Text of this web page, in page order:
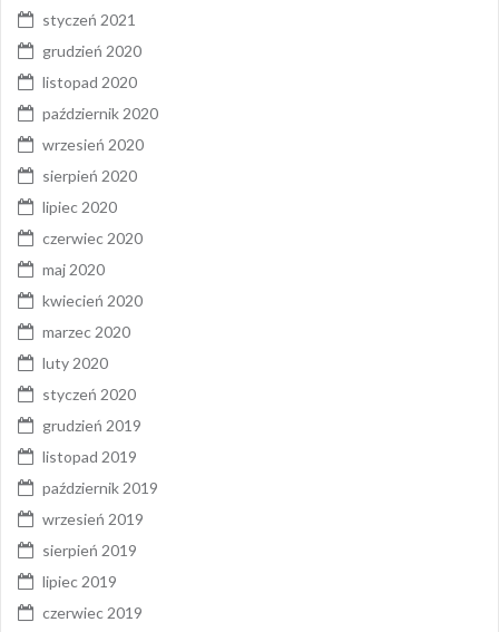
styczeń 2021
grudzień 2020
listopad 2020
październik 2020
wrzesień 2020
sierpień 2020
lipiec 2020
czerwiec 2020
maj 2020
kwiecień 2020
marzec 2020
luty 2020
styczeń 2020
grudzień 2019
listopad 2019
październik 2019
wrzesień 2019
sierpień 2019
lipiec 2019
czerwiec 2019